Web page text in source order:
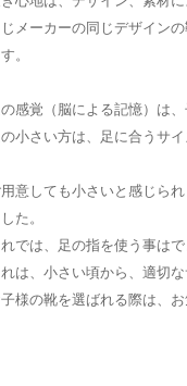
メーカーの同じデザイン
。
感覚（脳による記憶）は
小さい方は、足に合うサ
意しても小さいと感じら
た。
では、足の指を使う事は
は、小さい頃から、適切
様の靴を選ばれる際は、お